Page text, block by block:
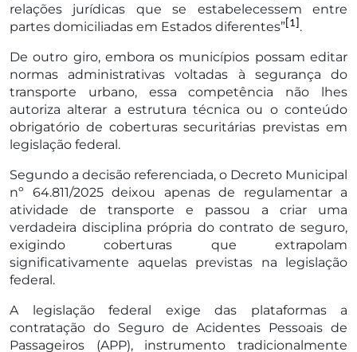
relações jurídicas que se estabelecessem entre
partes domiciliadas em Estados diferentes” [1] .
De outro giro, embora os municípios possam editar
normas administrativas voltadas à segurança do
transporte urbano, essa competência não lhes
autoriza alterar a estrutura técnica ou o conteúdo
obrigatório de coberturas securitárias previstas em
legislação federal.
Segundo a decisão referenciada, o Decreto Municipal
nº 64.811/2025 deixou apenas de regulamentar a
atividade de transporte e passou a criar uma
verdadeira disciplina própria do contrato de seguro,
exigindo coberturas que extrapolam
significativamente aquelas previstas na legislação
federal.
A legislação federal exige das plataformas a
contratação do Seguro de Acidentes Pessoais de
Passageiros (APP), instrumento tradicionalmente